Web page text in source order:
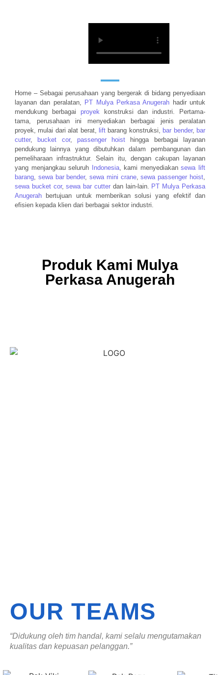
BUTUH ALAT
PROYEK ? KAMI
SIAP BANTU
Home – Sebagai perusahaan yang bergerak di bidang penyediaan
layanan dan peralatan, PT Mulya Perkasa Anugerah hadir untuk
mendukung berbagai proyek konstruksi dan industri. Pertama-
tama, perusahaan ini menyediakan berbagai jenis peralatan
proyek, mulai dari alat berat, lift barang konstruksi, bar bender, bar
cutter, bucket cor, passenger hoist hingga berbagai layanan
pendukung lainnya yang dibutuhkan dalam pembangunan dan
pemeliharaan infrastruktur. Selain itu, dengan cakupan layanan
yang menjangkau seluruh Indonesia, kami menyediakansewa lift
barang sewa bar bender,sewa mini crane, sewa passenger hoist
sewa bucket cor,sewa bar cutter dan lain-lain. PT Mulya Perkasa
Anugerah bertujuan untuk memberikan solusi yang efektif dan
efisien kepada klien dari berbagai sektor industri.
Produk Kami Mulya
Perkasa Anugerah
OUR TEAMS
“Didukung oleh tim handal, kami selalu mengutamakan
kualitas dan kepuasan pelanggan.”